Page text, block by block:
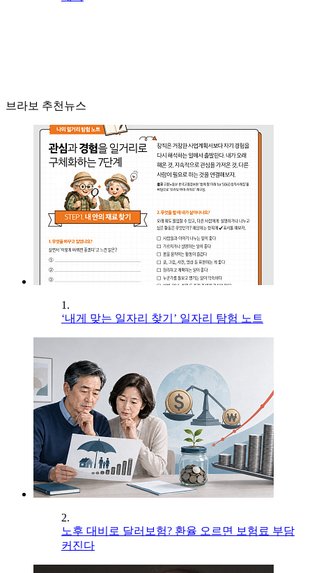
브라보 추천뉴스
1.
‘내게 맞는 일자리 찾기’ 일자리 탐험 노트
2.
노후 대비로 달러보험? 환율 오르면 보험료 부담
커진다